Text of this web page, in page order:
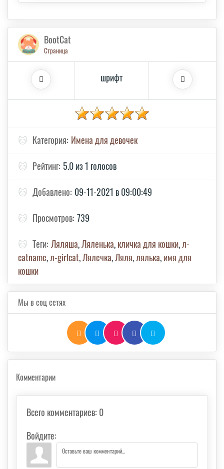
BootCat
Страница
шрифт
🐱 Категория: Имена для девочек
🐱 Рейтинг: 5.0 из 1 голосов
🐱 Добавлено: 09-11-2021 в 09:00:49
🐱 Просмотров: 739
🐱 Теги: Ляляша,Ляленька,кличка для кошки,л-
catname,л-girlcat,Лялечка,Ляля,лялька,имя для
кошки
Мы в соц сетях
Комментарии
Всего комментариев: 0
Войдите: